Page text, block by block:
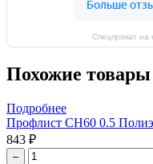
Спецпрокат
Похожие товары
Подробнее
Профлист СН60 0.5
843 ₽
–